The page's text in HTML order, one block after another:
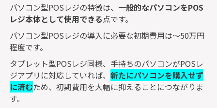
パソコン型POSレジの特徴は、 一般的なパソコンをPOS
レジ本体として使用できる点です。
パソコン型POSレジの導入に必要な初期費用は～50万円
程度です。
タブレット型POSレジ同様、手持ちのパソコンがPOSレ
ジアプリに対応していれば、 新たにパソコンを購入せず
に済むため、初期費用を大幅に抑えることにつながりま
す。